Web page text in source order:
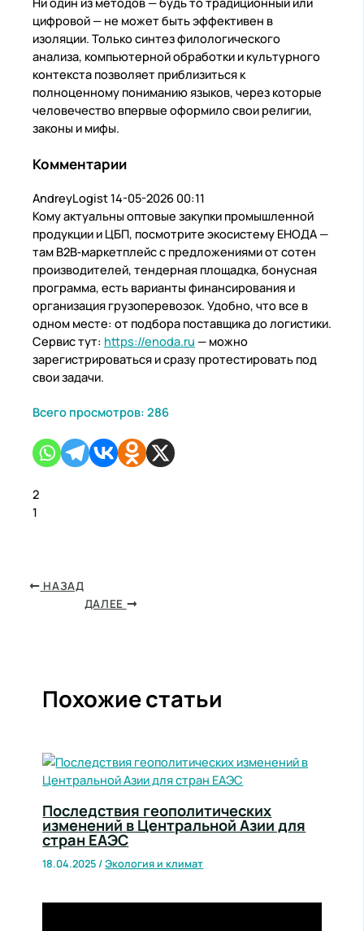
цифровой — не может быть эффективен в
изоляции. Только синтез филологического
анализа, компьютерной обработки и культурного
контекста позволяет приблизиться к
полноценному пониманию языков, через которые
человечество впервые оформило свои религии,
законы и мифы.
Комментарии
AndreyLogist14-05-2026 00:11
Кому актуальны оптовые закупки промышленной
продукции и ЦБП, посмотрите экосистему ЕНОДА —
там B2B‑маркетплейс с предложениями от сотен
производителей, тендерная площадка, бонусная
программа, есть варианты финансирования и
организация грузоперевозок. Удобно, что все в
одном месте: от подбора поставщика до логистики.
Сервис тут: https://enoda.ru — можно
зарегистрироваться и сразу протестировать под
свои задачи.
Всего просмотров: 286
2
1
НАЗАД
ДАЛЕЕ
Похожие статьи
Последствия геополитических
изменений в Центральной Азии для
стран ЕАЭС
18.04.2025/Экология и климат